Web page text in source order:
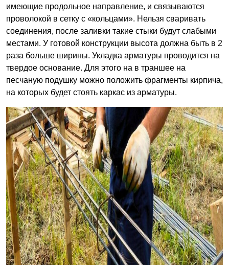
имеющие продольное направление, и связываются
проволокой в сетку с «кольцами». Нельзя сваривать
соединения, после заливки такие стыки будут слабыми
местами. У готовой конструкции высота должна быть в 2
раза больше ширины. Укладка арматуры проводится на
твердое основание. Для этого на в траншее на
песчаную подушку можно положить фрагменты кирпича,
на которых будет стоять каркас из арматуры.